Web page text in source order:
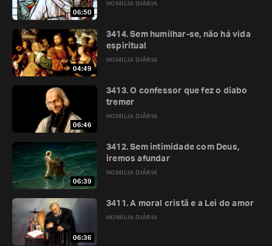
06:50
HOMILIA DIÁRIA
04:49
HOMILIA DIÁRIA
3414. Sem humilhar-se, não há vida
espiritual
06:46
HOMILIA DIÁRIA
3413. O confessor que fez o diabo
tremer
06:39
HOMILIA DIÁRIA
3412. Sem intimidade com Deus,
iremos afundar
06:36
HOMILIA DIÁRIA
3411. A moral cristã e a Lei do amor